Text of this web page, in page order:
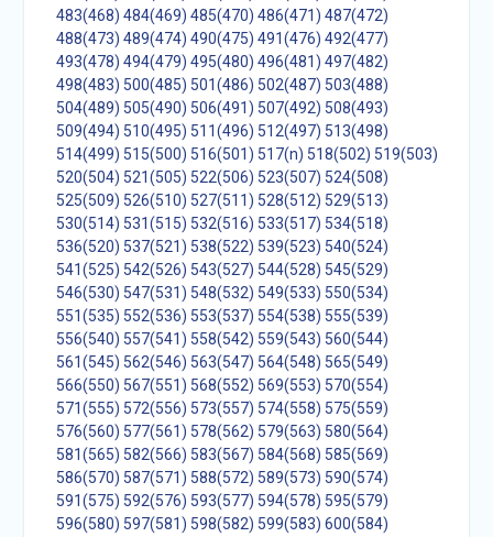
483(468) 484(469) 485(470) 486(471) 487(472)
488(473) 489(474) 490(475) 491(476) 492(477)
493(478) 494(479) 495(480) 496(481) 497(482)
498(483) 500(485) 501(486) 502(487) 503(488)
504(489) 505(490) 506(491) 507(492) 508(493)
509(494) 510(495) 511(496) 512(497) 513(498)
514(499) 515(500) 516(501) 517(n) 518(502) 519(503)
520(504) 521(505) 522(506) 523(507) 524(508)
525(509) 526(510) 527(511) 528(512) 529(513)
530(514) 531(515) 532(516) 533(517) 534(518)
536(520) 537(521) 538(522) 539(523) 540(524)
541(525) 542(526) 543(527) 544(528) 545(529)
546(530) 547(531) 548(532) 549(533) 550(534)
551(535) 552(536) 553(537) 554(538) 555(539)
556(540) 557(541) 558(542) 559(543) 560(544)
561(545) 562(546) 563(547) 564(548) 565(549)
566(550) 567(551) 568(552) 569(553) 570(554)
571(555) 572(556) 573(557) 574(558) 575(559)
576(560) 577(561) 578(562) 579(563) 580(564)
581(565) 582(566) 583(567) 584(568) 585(569)
586(570) 587(571) 588(572) 589(573) 590(574)
591(575) 592(576) 593(577) 594(578) 595(579)
596(580) 597(581) 598(582) 599(583) 600(584)